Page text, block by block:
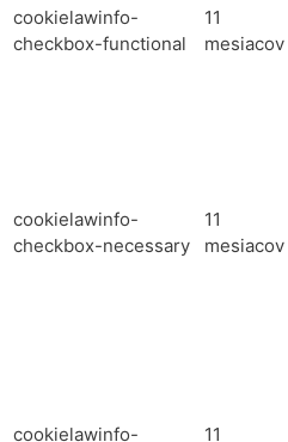
cookielawinfo-
checkbox-functional
11
mesiacov
cookielawinfo-
checkbox-necessary
11
mesiacov
cookielawinfo-
11